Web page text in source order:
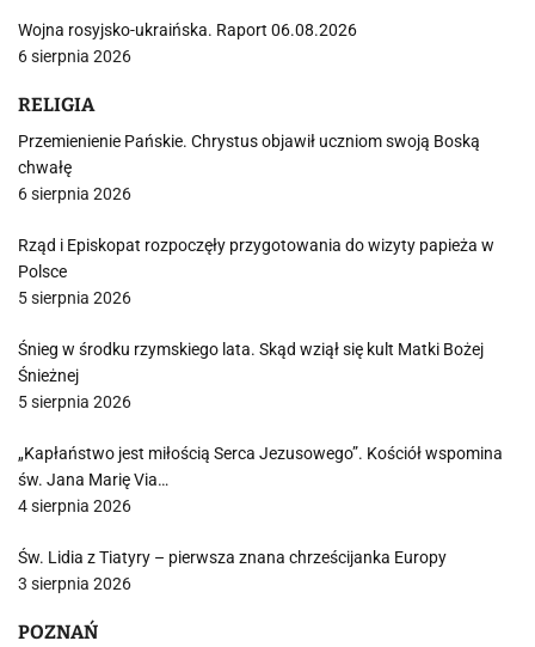
Wojna rosyjsko-ukraińska. Raport 06.08.2026
6 sierpnia 2026
RELIGIA
Przemienienie Pańskie. Chrystus objawił uczniom swoją Boską
chwałę
6 sierpnia 2026
Rząd i Episkopat rozpoczęły przygotowania do wizyty papieża w
Polsce
5 sierpnia 2026
Śnieg w środku rzymskiego lata. Skąd wziął się kult Matki Bożej
Śnieżnej
5 sierpnia 2026
„Kapłaństwo jest miłością Serca Jezusowego”. Kościół wspomina
św. Jana Marię Via…
4 sierpnia 2026
Św. Lidia z Tiatyry – pierwsza znana chrześcijanka Europy
3 sierpnia 2026
POZNAŃ